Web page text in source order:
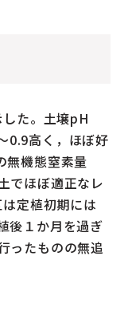
た。土壌pH
0.9高く，ほぼ好
無機態窒素量
でほぼ適正なレ
定植初期には
後１か月を過ぎ
ったものの無追